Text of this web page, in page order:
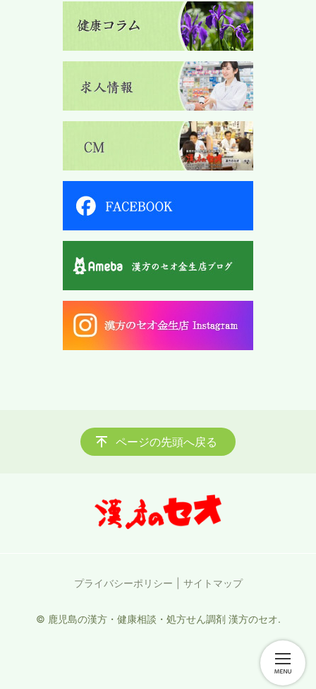
ページの先頭へ戻る
プライバシーポリシー サイトマップ
© 鹿児島の漢方・健康相談・処方せん調剤 漢方のセオ.